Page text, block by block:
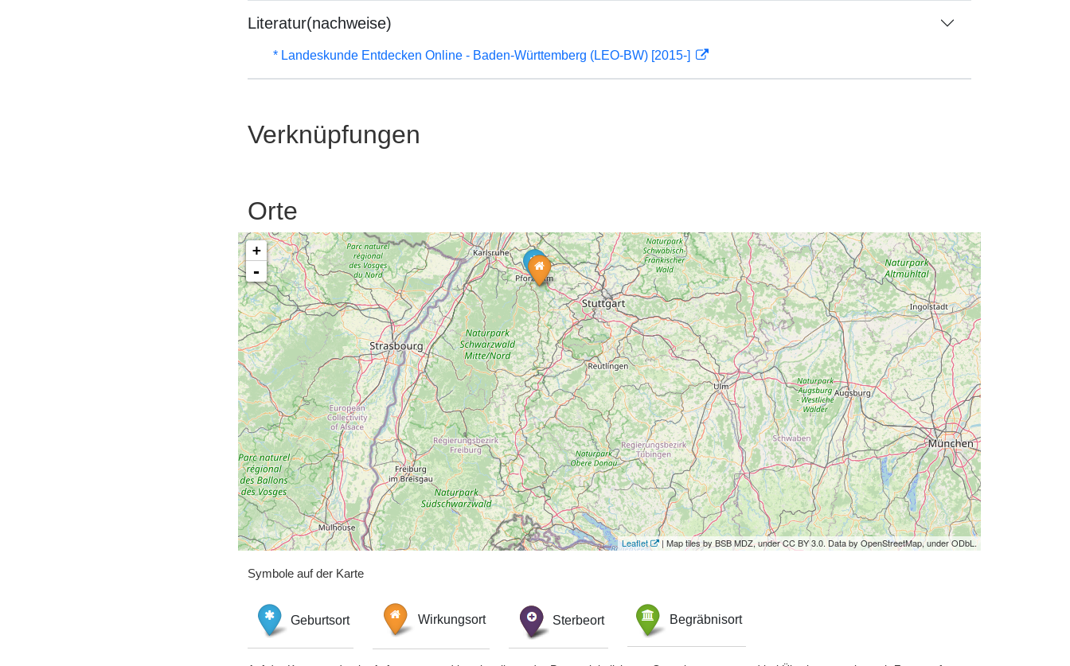
Literatur(nachweise)
* Landeskunde Entdecken Online - Baden-Württemberg (LEO-BW) [2015-]
Verknüpfungen
Orte
+
-
Leaflet | Map tiles by BSB MDZ, under CC BY 3.0. Data by OpenStreetMap, under ODbL.
Symbole auf der Karte
Geburtsort Wirkungsort Sterbeort Begräbnisort